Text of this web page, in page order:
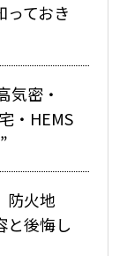
ておき
気密・
・HEMS
防火地
と後悔し